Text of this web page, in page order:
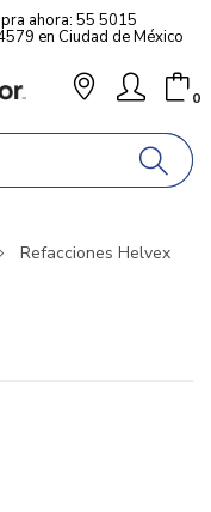
ahora: 55 5015
en Ciudad de México
0
Refacciones Helvex